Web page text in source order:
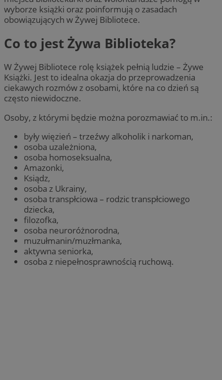
wyborze książki oraz poinformują o zasadach
obowiązujących w Żywej Bibliotece.
Co to jest Żywa Biblioteka?
W Żywej Bibliotece rolę książek pełnią ludzie – Żywe
Książki. Jest to idealna okazja do przeprowadzenia
ciekawych rozmów z osobami, które na co dzień są
często niewidoczne.
Osoby, z którymi będzie można porozmawiać to m.in.:
były więzień – trzeźwy alkoholik i narkoman,
osoba uzależniona,
osoba homoseksualna,
Amazonki,
Ksiądz,
osoba z Ukrainy,
osoba transpłciowa – rodzic transpłciowego
dziecka,
filozofka,
osoba neuroróżnorodna,
muzułmanin/muzłmanka,
aktywna seniorka,
osoba z niepełnosprawnością ruchową.